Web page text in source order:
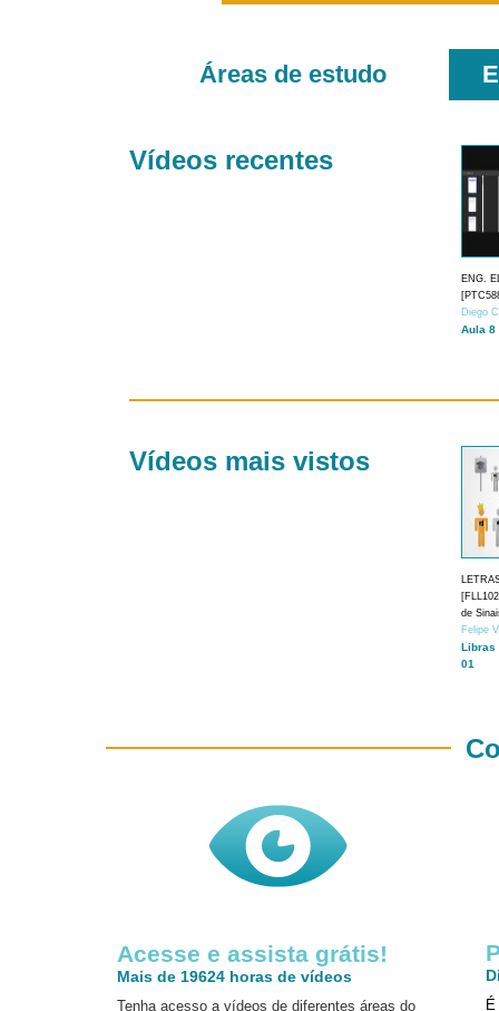
Áreas de estudo
Vídeos recentes
ENG.
Diego
Aula 8
Vídeos mais vistos
de
Felipe
Libras
01
Acesse e assista grátis!
Mais de 19624 horas de vídeos
Tenha acesso a vídeos de diferentes áreas do